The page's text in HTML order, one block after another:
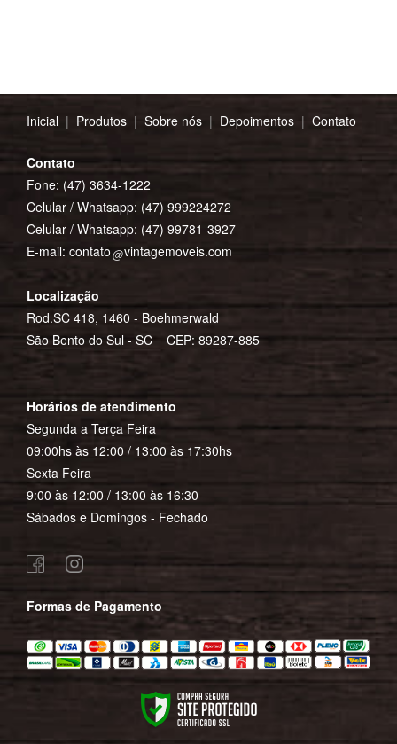
Inicial | Produtos | Sobre nós | Depoimentos | Contato
Contato
Fone: (47) 3634-1222
Celular / Whatsapp: (47) 999224272
Celular / Whatsapp: (47) 99781-3927
E-mail: contato vintagemoveis.com
Localização
Rod.SC 418, 1460 - Boehmerwald
São Bento do Sul - SC CEP: 89287-885
Horários de atendimento
Segunda a Terça Feira
09:00hs às 12:00 / 13:00 às 17:30hs
Sexta Feira
9:00 às 12:00 / 13:00 às 16:30
Sábados e Domingos - Fechado
Formas de Pagamento